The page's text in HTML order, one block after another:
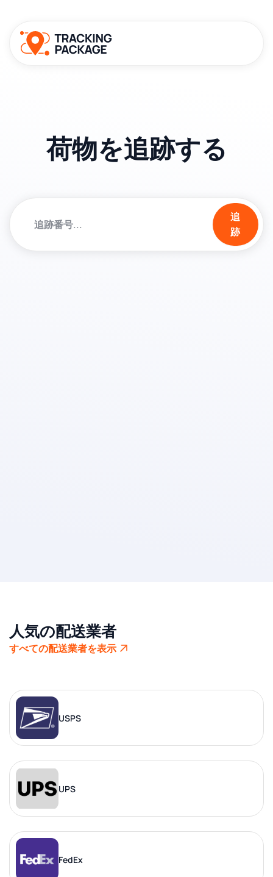
荷物を追跡する
追
跡
人気の配送業者
すべての配送業者を表示
USPS
UPS
FedEx